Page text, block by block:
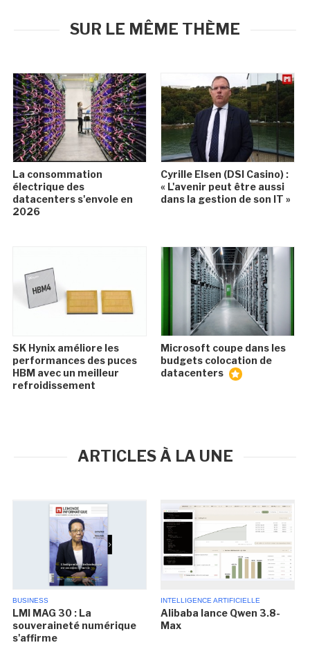
SUR LE MÊME THÈME
La consommation
électrique des
datacenters s'envole en
2026
Cyrille Elsen (DSI Casino) :
« L'avenir peut être aussi
dans la gestion de son IT »
SK Hynix améliore les
performances des puces
HBM avec un meilleur
refroidissement
Microsoft coupe dans les
budgets colocation de
datacenters
ARTICLES À LA UNE
BUSINESS
LMI MAG 30 : La
souveraineté numérique
s'affirme
INTELLIGENCE ARTIFICIELLE
Alibaba lance Qwen 3.8-
Max